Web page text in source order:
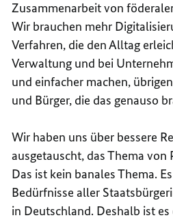
Zusammenarbeit von
Wir brauchen mehr
Verfahren, die den Alltag
Verwaltung und bei
und einfacher machen,
und Bürger, die das genauso
Wir haben uns über bessere
ausgetauscht, das Thema von
Das ist kein banales Thema.
Bedürfnisse aller
in Deutschland. Deshalb ist